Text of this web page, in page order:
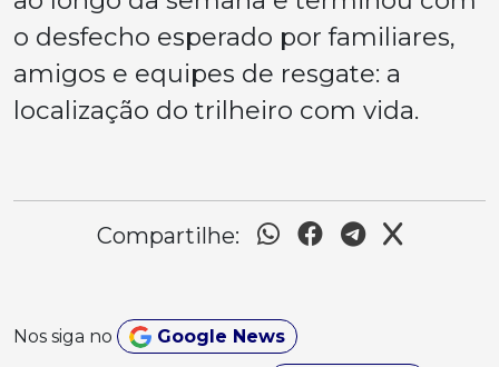
o desfecho esperado por familiares,
amigos e equipes de resgate: a
localização do trilheiro com vida.
Compartilhe:
Nos siga no Google News